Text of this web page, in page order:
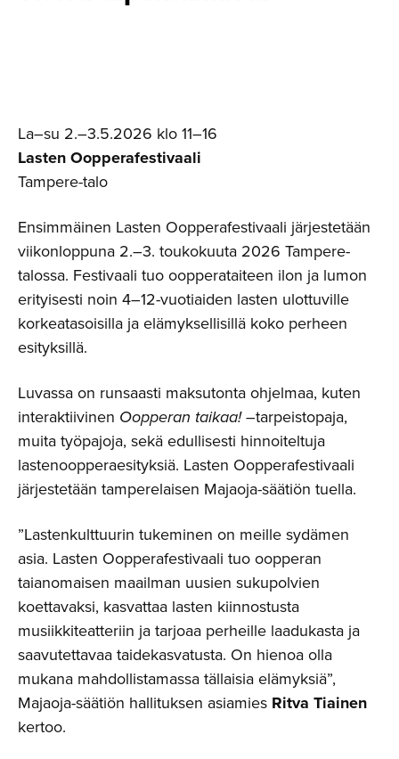
La–su 2.–3.5.2026 klo 11–16
Lasten Oopperafestivaali
Tampere-talo
Ensimmäinen Lasten Oopperafestivaali järjestetään
viikonloppuna 2.–3. toukokuuta 2026 Tampere-
talossa. Festivaali tuo oopperataiteen ilon ja lumon
erityisesti noin 4–12-vuotiaiden lasten ulottuville
korkeatasoisilla ja elämyksellisillä koko perheen
esityksillä.
Luvassa on runsaasti maksutonta ohjelmaa, kuten
interaktiivinen Oopperan taikaa! –tarpeistopaja,
muita työpajoja, sekä edullisesti hinnoiteltuja
lastenoopperaesityksiä. Lasten Oopperafestivaali
järjestetään tamperelaisen Majaoja-säätiön tuella.
”Lastenkulttuurin tukeminen on meille sydämen
asia. Lasten Oopperafestivaali tuo oopperan
taianomaisen maailman uusien sukupolvien
koettavaksi, kasvattaa lasten kiinnostusta
musiikkiteatteriin ja tarjoaa perheille laadukasta ja
saavutettavaa taidekasvatusta. On hienoa olla
mukana mahdollistamassa tällaisia elämyksiä”,
Majaoja-säätiön hallituksen asiamies Ritva Tiainen
kertoo.